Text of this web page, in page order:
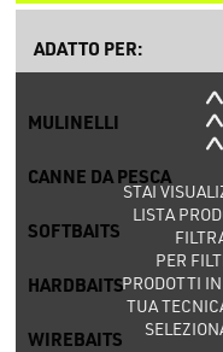
STAI
LISTA
PER
PRODOTTI
TUA
ADATTO PER:
MULINELLI
CANNE DA PESCA
SOFTBAITS
HARDBAITS
WIREBAITS